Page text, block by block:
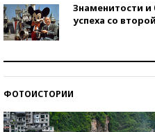
Знаменитости
успеха со
ФОТОИСТОРИИ